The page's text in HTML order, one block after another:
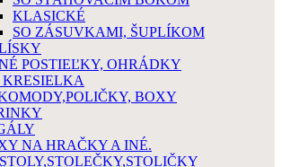
KLASICKÉ
SO ZÁSUVKAMI, ŠUPLÍKOM
POSTIEĽKY, OHRÁDKY
BOXY
NA HRAČKY A INÉ.